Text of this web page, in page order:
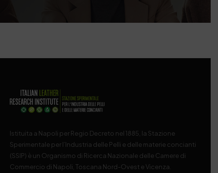
Istituita a Napoli per Regio Decreto nel 1885, la Stazione
Sperimentale per l’Industria delle Pelli e delle materie concianti
(SSIP) è un Organismo di Ricerca Nazionale delle Camere di
Commercio di Napoli, Toscana Nord-Ovest e Vicenza.